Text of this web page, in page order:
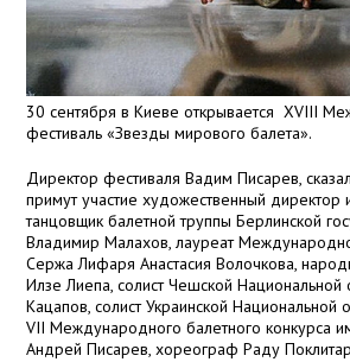
30 сентября в Киеве открывается XVIII
фестиваль «Звезды мирового балета».
Директор фестиваля Вадим Писарев,
примут участие художественный директор
танцовщик балетной труппы Берлинской
Владимир Малахов, лауреат
Сержа Лифаря Анастасия Волочкова,
Илзе Лиепа, солист Чешской
Кацапов, солист Украинской Национальной
VII Международного балетного конкурса
Андрей Писарев, хореограф Раду